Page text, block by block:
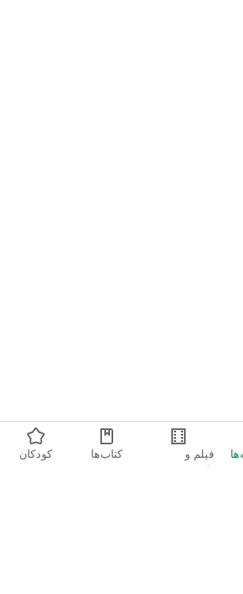
فیلم و
تلویزیون
کتاب‌ها کودکان